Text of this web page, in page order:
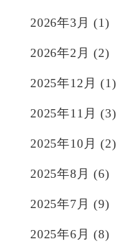
2026年3月 (1)
2026年2月 (2)
2025年12月 (1)
2025年11月 (3)
2025年10月 (2)
2025年8月 (6)
2025年7月 (9)
2025年6月 (8)